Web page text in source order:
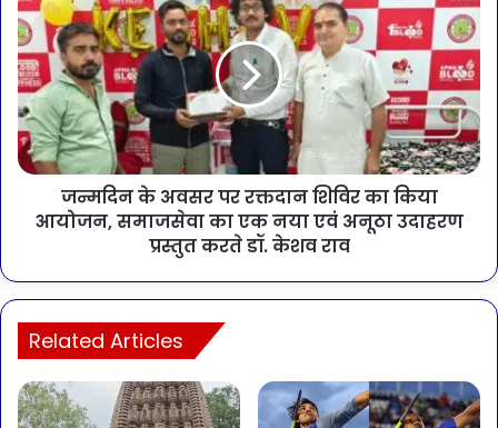
जन्मदिन के अवसर पर रक्तदान शिविर का किया
आयोजन, समाजसेवा का एक नया एवं अनूठा उदाहरण
प्रस्तुत करते डॉ. केशव राव
Related Articles